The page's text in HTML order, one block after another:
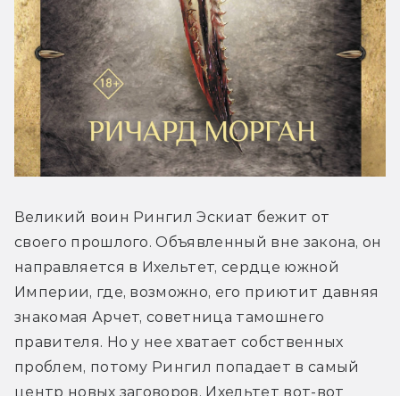
Великий воин Рингил Эскиат бежит от
своего прошлого. Объявленный вне закона, он
направляется в Ихельтет, сердце южной
Империи, где, возможно, его приютит давняя
знакомая Арчет, советница тамошнего
правителя. Но у нее хватает собственных
проблем, потому Рингил попадает в самый
центр новых заговоров. Ихельтет вот-вот